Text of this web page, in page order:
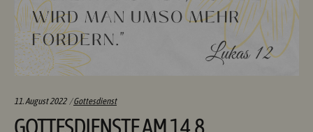
11. August 2022 Categories:
Gottesdienst
GOTTESDIENSTE AM 14.8.